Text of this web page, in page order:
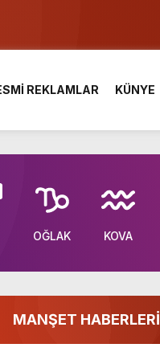
REKLAMLAR KÜNYE
OĞLAK KOVA
MANŞET HABERLERİ